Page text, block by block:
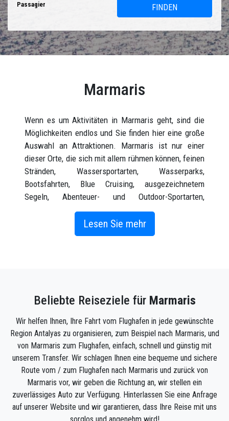
Passagier FINDEN
Marmaris
Wenn es um Aktivitäten in Marmaris geht, sind die
Möglichkeiten endlos und Sie finden hier eine große
Auswahl an Attraktionen. Marmaris ist nur einer
dieser Orte, die sich mit allem rühmen können, feinen
Stränden, Wassersportarten, Wasserparks,
Bootsfahrten, Blue Cruising, ausgezeichnetem
Segeln, Abenteuer- und Outdoor-Sportarten,
Radfahren, Wandern, Segeln, Mountainbiken, Reiten,
Klettern, Top erstklassige Restaurants, üppige lokale
Weine und mediterrane Sonne.
Ereignisse und Zivilisationserinnerungen in Marmaris
Marmaris ist sein Klima, da Sie etwa 7 Monate im
Jahr bequem im Meer schwimmen können.
Hier ist, was wir in erster Linie empfehlen, um in
Marmaris zu sehen:
Stadtdamm. Es ist großartig, darauf zu laufen, zu
laufen, Fahrrad oder Inline-Skates zu fahren. Auf
Lesen Sie mehr
Beliebte Reiseziele für Marmaris
Wir helfen Ihnen, Ihre Fahrt vom Flughafen in jede gewünschte
Region Antalyas zu organisieren, zum Beispiel nach Marmaris, und
von Marmaris zum Flughafen, einfach, schnell und günstig mit
unserem Transfer. Wir schlagen Ihnen eine bequeme und sichere
Route vom / zum Flughafen nach Marmaris und zurück von
Marmaris vor, wir geben die Richtung an, wir stellen ein
zuverlässiges Auto zur Verfügung. Hinterlassen Sie eine Anfrage
auf unserer Website und wir garantieren, dass Ihre Reise mit uns